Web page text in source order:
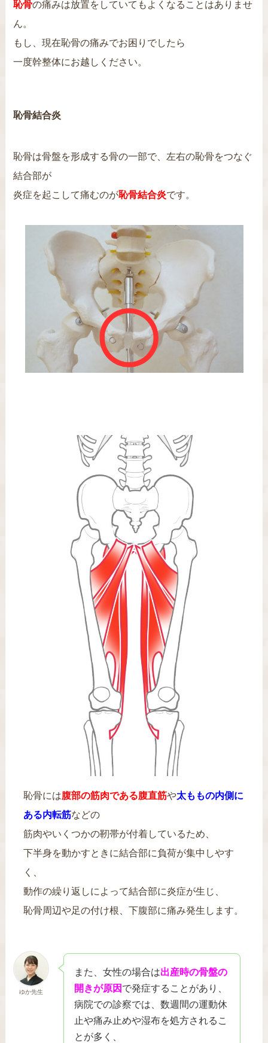
恥骨の痛みは放置をしていてもよくなることはありませ
ん。
もし、現在恥骨の痛みでお困りでしたら
一度幹整体にお越しください。
恥骨結合炎
恥骨は骨盤を形成する骨の一部で、左右の恥骨をつなぐ
結合部が
炎症を起こして痛むのが恥骨結合炎です。
恥骨には腹部の筋肉である腹直筋や太ももの内側に
ある内転筋などの
筋肉やいくつかの靭帯が付着しているため、
下半身を動かすときに結合部に負荷が集中しやす
く、
動作の繰り返しによって結合部に炎症が生じ、
恥骨周辺や足の付け根、下腹部に痛み発生します。
ゆか先生
また、女性の場合は出産時の骨盤の
開きが原因 で発症することがあり、
病院での診察では、数週間の運動休
止や痛み止めや湿布を処方されるこ
とが多く、